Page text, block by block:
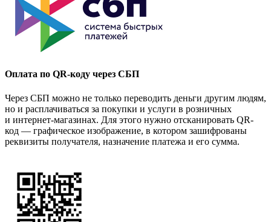
Оплата по QR-коду через СБП
Через СБП можно не только переводить деньги другим людям,
но и расплачиваться за покупки и услуги в розничных
и интернет-магазинах. Для этого нужно отсканировать QR-
код — графическое изображение, в котором зашифрованы
реквизиты получателя, назначение платежа и его сумма.